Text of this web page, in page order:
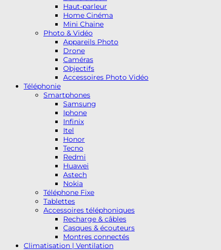
Haut-parleur
Home Cinéma
Mini Chaine
Photo & Vidéo
Appareils Photo
Drone
Caméras
Objectifs
Accessoires Photo Vidéo
Téléphonie
Smartphones
Samsung
Iphone
Infinix
Itel
Honor
Tecno
Redmi
Huawei
Astech
Nokia
Téléphone Fixe
Tablettes
Accessoires téléphoniques
Recharge & câbles
Casques & écouteurs
Montres connectés
Climatisation | Ventilation